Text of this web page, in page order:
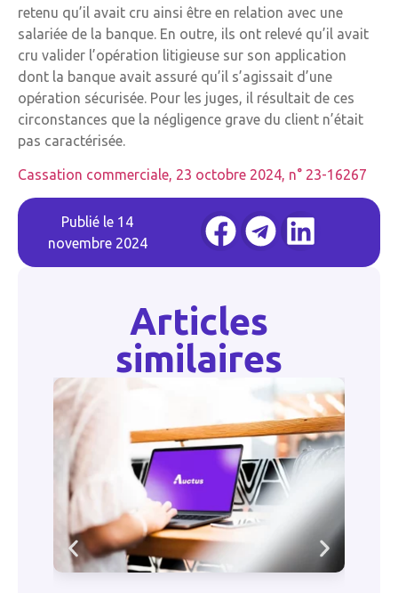
retenu qu’il avait cru ainsi être en relation avec une
salariée de la banque. En outre, ils ont relevé qu’il avait
cru valider l’opération litigieuse sur son application
dont la banque avait assuré qu’il s’agissait d’une
opération sécurisée. Pour les juges, il résultait de ces
circonstances que la négligence grave du client n’était
pas caractérisée.
Cassation commerciale, 23 octobre 2024, n° 23-16267
Publié le 14
novembre 2024
Articles
similaires